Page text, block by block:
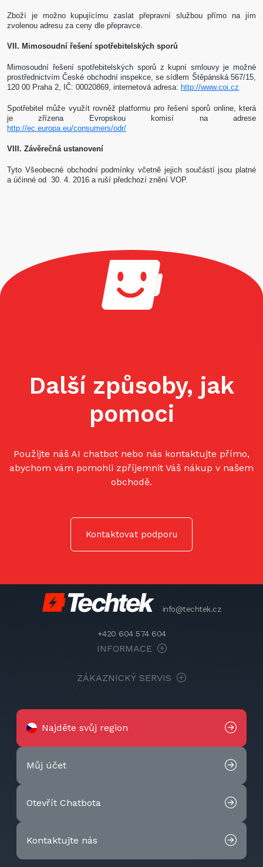
Zboží je možno kupujícímu zaslat přepravní službou přímo na jím
zvolenou adresu za ceny dle přepravce.
VII. Mimosoudní řešení spotřebitelských sporů
Mimosoudní řešení spotřebitelských sporů z kupní smlouvy je možné
prostřednictvím České obchodní inspekce, se sídlem Štěpánská 567/15,
120 00 Praha 2, IČ: 00020869, internetová adresa: http://www.coi.cz
Spotřebitel může využít rovněž platformu pro řešení sporů online, která
je zřízena Evropskou komisí na adrese
http://ec.europa.eu/consumers/odr/
VIII. Závěrečná ustanovení
Tyto Všeobecné obchodní podmínky včetně jejich součástí jsou platné
a účinné od 30. 4. 2016 a ruší předchozí znění VOP.
Další způsoby, jak
pomoci
Použijte náš AI chatbot nebo nás kontaktujte přímo,
abychom vám pomohli zpříjemnit Váš nákup v našem
obchodě.
Kontaktovat podporu
info@techtek.cz
+420 604 574 604
INFORMACE
ZÁKAZNICKÝ SERVIS
Najděte svůj region
Můj účet
Otevřít Chatbota
Kontaktujte nás